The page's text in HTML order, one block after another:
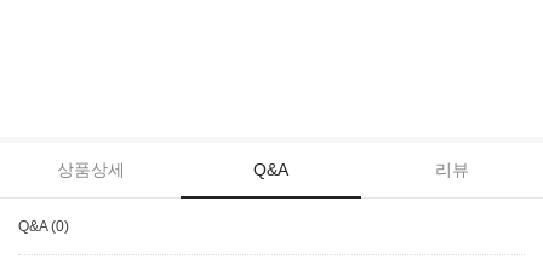
상품상세 Q&A 리뷰
Q&A (0)